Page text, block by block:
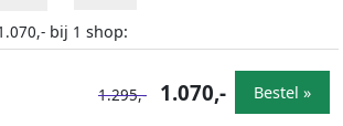
bij 1 shop:
1.295,- 1.070,- Bestel »